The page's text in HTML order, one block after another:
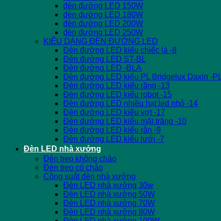
đèn đường LED 150W
đèn đường LED 180W
đèn đường LED 200W
đèn đường LED 250W
KIỂU DÁNG ĐÈN ĐƯỜNG LED
Đèn đường LED kiểu chiếc lá -8
Đèn đường LED ST-BL
Đèn đường LED -BLA
Đèn đường LED kiểu PL Bridgelux Daxin -
Đèn đường LED kiểu răng -13
Đèn đường LED kiểu robot -15
Đèn đường LED nhiều hạt led nhỏ -14
Đèn đường LED kiểu vợt -17
Đèn đường LED kiểu mặt trăng -10
Đèn đường LED kiểu rắn -9
Đèn đường LED kiểu lưới -7
Đèn LED nhà xưởng
Đèn treo không chảo
Đèn treo có chảo
Công suất đèn nhà xưởng
Đèn LED nhà xưởng 30w
Đèn LED nhà xưởng 50W
Đèn LED nhà xưởng 70W
Đèn LED nhà xưởng 80W